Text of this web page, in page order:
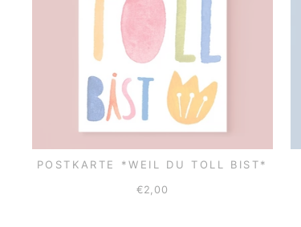
POSTKARTE *WEIL DU TOLL BIST*
€2,00